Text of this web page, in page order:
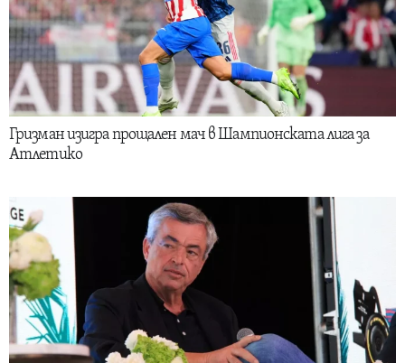
Гризман изигра прощален мач в Шампионската лига за
Атлетико